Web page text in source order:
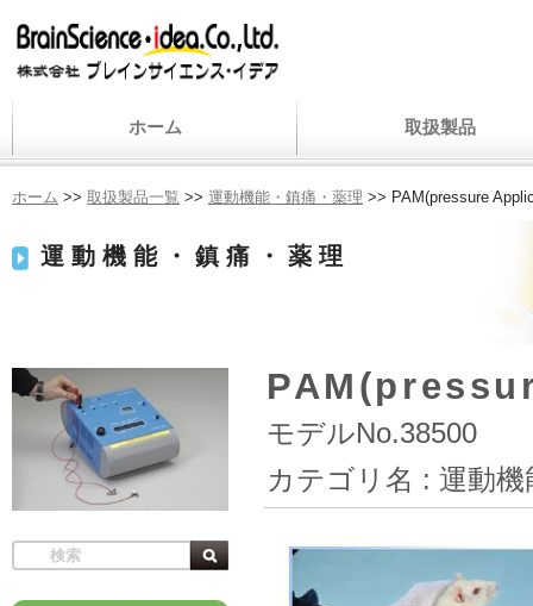
ホーム 取扱製品
ホーム >> 取扱製品一覧 >> 運動機能・鎮痛・薬理 >> PAM(pressure
運動機能・鎮痛・薬理
モデルNo.38500
カテゴリ名 : 運動機